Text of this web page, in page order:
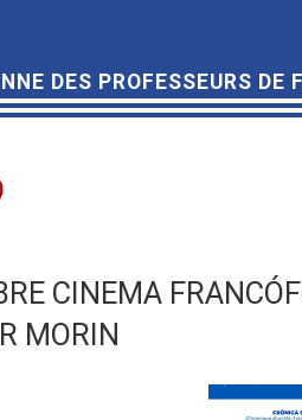
DES PROFESSEURS DE
CINEMA
MORIN